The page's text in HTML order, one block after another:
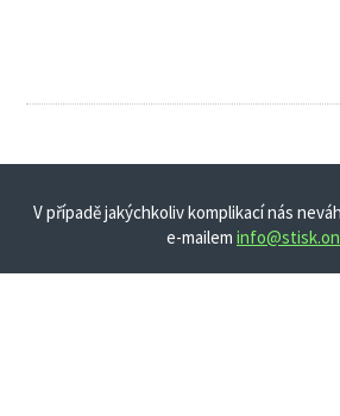
V případě jakýchkoliv komplikací nás
e-mailem